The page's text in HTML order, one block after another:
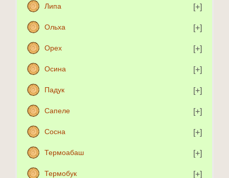
Липа
Ольха
Орех
Осина
Падук
Сапеле
Сосна
Термоабаш
Термобук